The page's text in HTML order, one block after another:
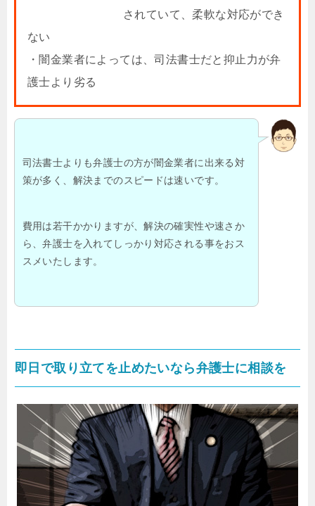
されていて、柔軟な対応ができ
ない
・闇金業者によっては、司法書士だと抑止力が弁
護士より劣る
司法書士よりも弁護士の方が闇金業者に出来る対
策が多く、解決までのスピードは速いです。
費用は若干かかりますが、解決の確実性や速さか
ら、弁護士を入れてしっかり対応される事をおス
スメいたします。
即日で取り立てを止めたいなら弁護士に相談を